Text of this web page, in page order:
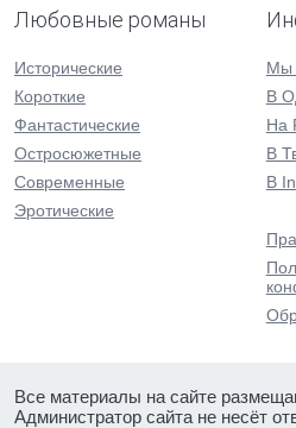
Любовные романы
Исторические
Короткие
Фантастические
Остросюжетные
Современные
Эротические
Мы
В
На
В
В
Все материалы на сайте
Администратор сайта не несёт